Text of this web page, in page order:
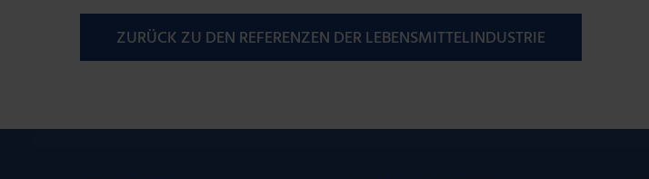
ZURÜCK ZU DEN REFERENZEN DER LEBENSMITTELINDUSTRIE